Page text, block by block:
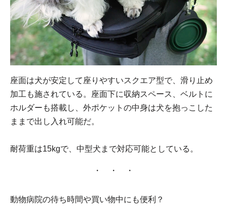
座面は犬が安定して座りやすいスクエア型で、滑り止め
加工も施されている。座面下に収納スペース、ベルトに
ホルダーも搭載し、外ポケットの中身は犬を抱っこした
ままで出し入れ可能だ。
耐荷重は15kgで、中型犬まで対応可能としている。
・ ・ ・
動物病院の待ち時間や買い物中にも便利？